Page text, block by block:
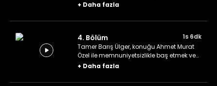
sohbetler ediyor.
+ Daha fazla
4. Bölüm
1s 6dk
Tamer Barış Ülger, konuğu Ahmet Murat
Özel ile memnuniyetsizlikle baş etmek ve
şükür üzerine hoş sohbetler ediyor.
+ Daha fazla